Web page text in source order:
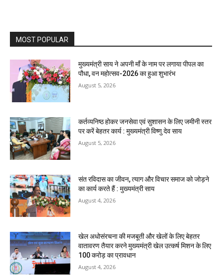
MOST POPULAR
मुख्यमंत्री साय ने अपनी माँ के नाम पर लगाया पीपल का
पौधा, वन महोत्सव-2026 का हुआ शुभारंभ
August 5, 2026
कर्तव्यनिष्ठ होकर जनसेवा एवं सुशासन के लिए जमीनी स्तर
पर करें बेहतर कार्य : मुख्यमंत्री विष्णु देव साय
August 5, 2026
संत रविदास का जीवन, त्याग और विचार समाज को जोड़ने
का कार्य करते हैं : मुख्यमंत्री साय
August 4, 2026
खेल अधोसंरचना की मजबूती और खेलों के लिए बेहतर
वातावरण तैयार करने मुख्यमंत्री खेल उत्कर्ष मिशन के लिए
100 करोड़ का प्रावधान
August 4, 2026